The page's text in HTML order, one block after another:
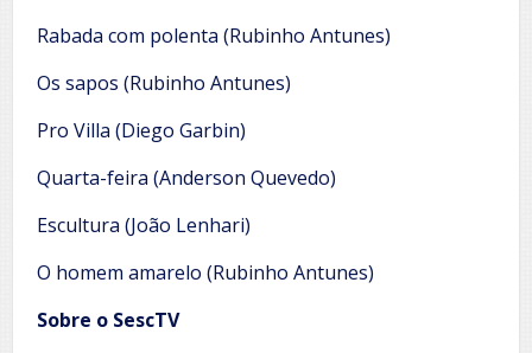
Rabada com polenta (Rubinho Antunes)
Os sapos (Rubinho Antunes)
Pro Villa (Diego Garbin)
Quarta-feira (Anderson Quevedo)
Escultura (João Lenhari)
O homem amarelo (Rubinho Antunes)
Sobre o SescTV